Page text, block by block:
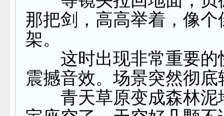
那把剑，高高举着，像个
架。
这时出现非常重要的
震撼音效。场景突然彻底
青天草原变成森林泥